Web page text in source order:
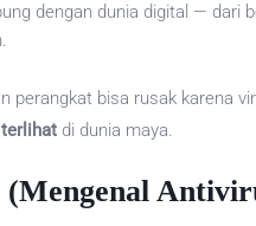
dengan dunia digital — dari
perangkat bisa rusak karena
di dunia maya.
(Mengenal